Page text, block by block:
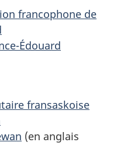
francophone de
Édouard
fransaskoise
(en anglais